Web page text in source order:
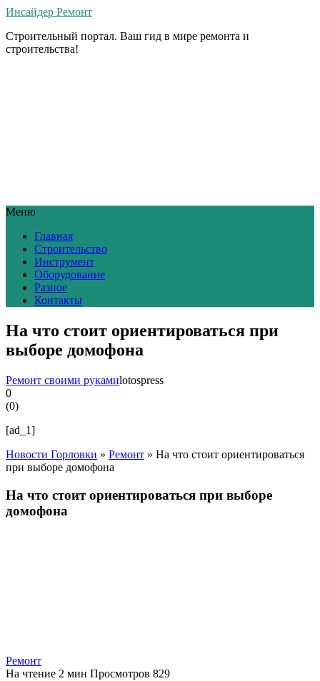
Инсайдер Ремонт
Строительный портал. Ваш гид в мире ремонта и
строительства!
Меню
Главная
Строительство
Инструмент
Оборудование
Разное
Контакты
На что стоит ориентироваться при
выборе домофона
Ремонт своими рукамиlotospress
0
(0)
[ad_1]
Новости Горловки » Ремонт » На что стоит ориентироваться
при выборе домофона
На что стоит ориентироваться при выборе
домофона
Ремонт
На чтение 2 мин Просмотров 829